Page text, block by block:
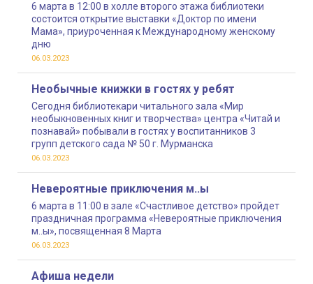
6 марта в 12:00 в холле второго этажа библиотеки
состоится открытие выставки «Доктор по имени
Мама», приуроченная к Международному женскому
дню
06.03.2023
Необычные книжки в гостях у ребят
Сегодня библиотекари читального зала «Мир
необыкновенных книг и творчества» центра «Читай и
познавай» побывали в гостях у воспитанников 3
групп детского сада № 50 г. Мурманска
06.03.2023
Невероятные приключения м..ы
6 марта в 11:00 в зале «Счастливое детство» пройдет
праздничная программа «Невероятные приключения
м..ы», посвященная 8 Марта
06.03.2023
Афиша недели